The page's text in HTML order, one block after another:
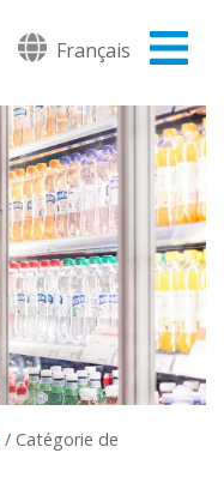
Français
/ Catégorie de